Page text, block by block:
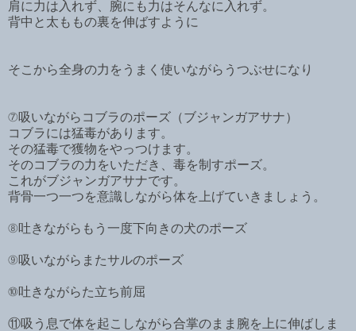
肩に力は入れず、腕にも力はそんなに入れず。
背中と太ももの裏を伸ばすように
そこから全身の力をうまく使いながらうつぶせになり
⑦吸いながらコブラのポーズ（ブジャンガアサナ）
コブラには猛毒があります。
その猛毒で獲物をやっつけます。
そのコブラの力をいただき、毒を制すポーズ。
これがブジャンガアサナです。
背骨一つ一つを意識しながら体を上げていきましょう。
⑧吐きながらもう一度下向きの犬のポーズ
⑨吸いながらまたサルのポーズ
⑩吐きながらた立ち前屈
⑪吸う息で体を起こしながら合掌のまま腕を上に伸ばしま